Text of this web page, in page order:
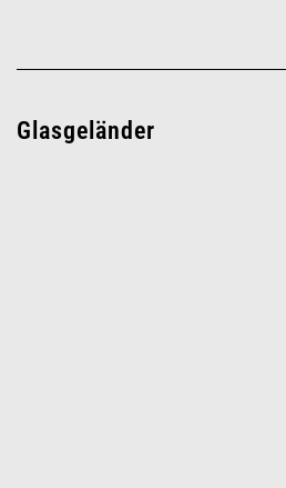
Glasgeländer